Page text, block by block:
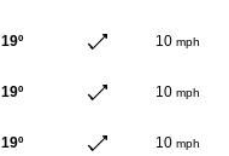
19º 10 mph
19º 10 mph
19º 10 mph